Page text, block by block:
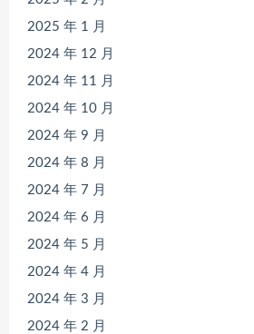
2025 年 1 月
2024 年 12 月
2024 年 11 月
2024 年 10 月
2024 年 9 月
2024 年 8 月
2024 年 7 月
2024 年 6 月
2024 年 5 月
2024 年 4 月
2024 年 3 月
2024 年 2 月